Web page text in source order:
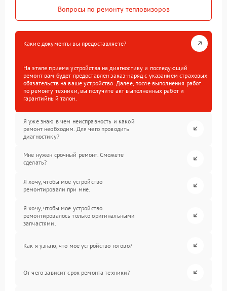
Вопросы по ремонту тепловизоров
Какие документы вы предоставляете?
На этапе приема устройства на диагностику и последующий
ремонт вам будет предоставлен заказ-наряд с указанием страховых
обязательств на ваше устройство. Далее, после выполнения работ
по ремонту техники, вы получите акт выполненных работ и
гарантийный талон.
Я уже знаю в чем неисправность и какой
ремонт необходим. Для чего проводить
диагностику?
Мне нужен срочный ремонт. Сможете
сделать?
Я хочу, чтобы мое устройство
ремонтировали при мне.
Я хочу, чтобы мое устройство
ремонтировалось только оригинальными
запчастями.
Как я узнаю, что мое устройство готово?
От чего зависит срок ремонта техники?